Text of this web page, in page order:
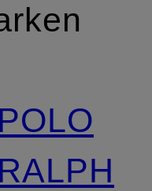
POLO
RALPH